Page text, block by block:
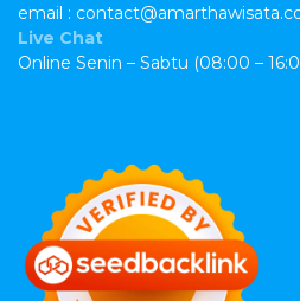
email :
Live Chat
Online Senin – Sabtu (08:00 –